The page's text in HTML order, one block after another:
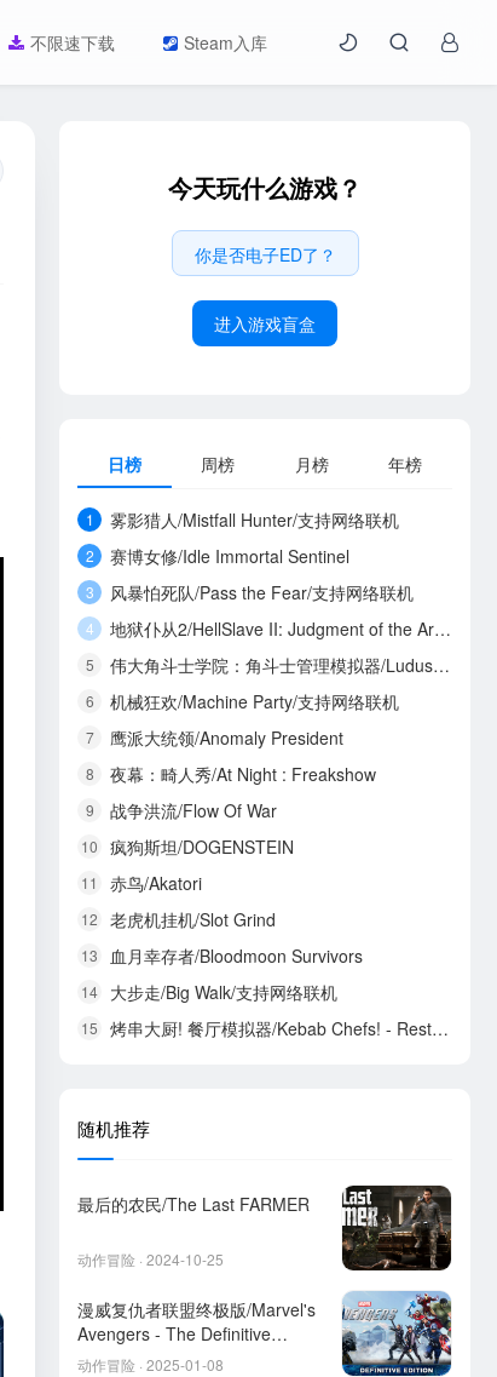
不限速下载 Steam入库
今天玩什么游戏？
你是否电子ED了？
进入游戏盲盒
日榜 周榜 月榜 年榜
1 雾影猎人/Mistfall Hunter/支持网络联机
2 赛博女修/Idle Immortal Sentinel
3 风暴怕死队/Pass the Fear/支持网络联机
4 地狱仆从2/HellSlave II: Judgment of the Archon
5 伟大角斗士学院：角斗士管理模拟器/Ludus Magnatus: Gladiator Manager Simulator
6 机械狂欢/Machine Party/支持网络联机
7 鹰派大统领/Anomaly President
8 夜幕：畸人秀/At Night : Freakshow
9 战争洪流/Flow Of War
10 疯狗斯坦/DOGENSTEIN
11 赤鸟/Akatori
12 老虎机挂机/Slot Grind
13 血月幸存者/Bloodmoon Survivors
14 大步走/Big Walk/支持网络联机
15 烤串大厨! 餐厅模拟器/Kebab Chefs! - Restaurant Simulator/支持网络联机
随机推荐
最后的农民/The Last FARMER
动作冒险 · 2024-10-25
漫威复仇者联盟终极版/Marvel's
Avengers - The Definitive
Edition
动作冒险 · 2025-01-08